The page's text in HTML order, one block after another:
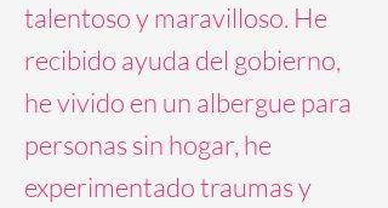
talentoso y maravilloso. He
recibido ayuda del gobierno,
he vivido en un albergue para
personas sin hogar, he
experimentado traumas y